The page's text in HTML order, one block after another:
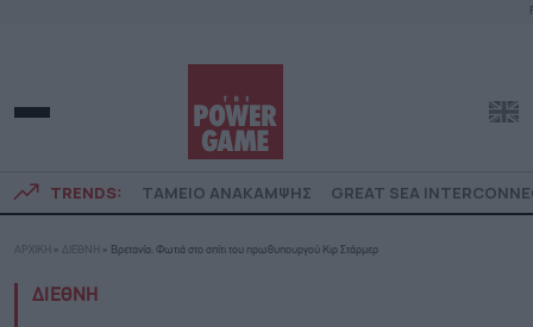
TRENDS: ΤΑΜΕΙΟ ΑΝΑΚΑΜΨΗΣ GREAT SEA
ΑΡΧΙΚΗ » ΔΙΕΘΝΗ » Βρετανία: Φωτιά στο σπίτι του πρωθυπουργού Κιρ Στάρμερ
ΔΙΕΘΝΗ